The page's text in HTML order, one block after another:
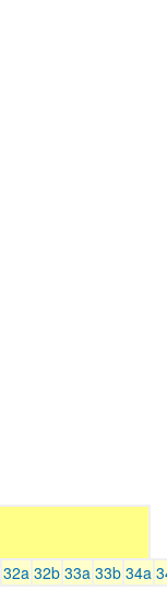
32a 32b 33a 33b 34a